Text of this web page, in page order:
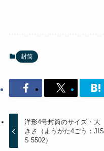
封筒
洋形4号封筒のサイズ・大
きさ（ようがた4ごう：JIS
S 5502）